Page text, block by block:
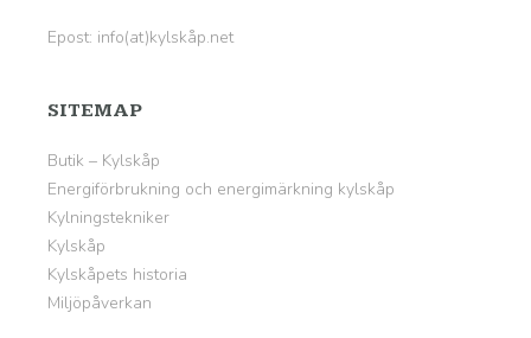
Epost: info(at)kylskåp.net
SITEMAP
Butik – Kylskåp
Energiförbrukning och energimärkning kylskåp
Kylningstekniker
Kylskåp
Kylskåpets historia
Miljöpåverkan